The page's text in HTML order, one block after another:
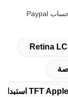
ج: نعم ، يمكنك استخدام بطاقتك الائتمانية من خلال حساب Paypal